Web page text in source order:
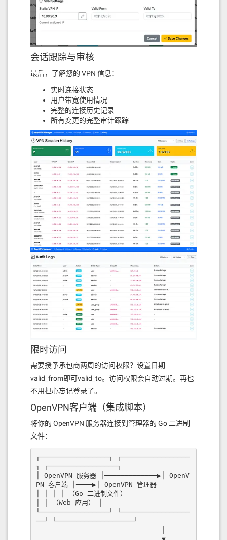
会话跟踪与审核
最后，了解您的 VPN 信息：
实时连接状态
用户带宽使用情况
完整的连接历史记录
所有变更的完整审计跟踪
限时访问
需要授予承包商两周的访问权限？设置日期
valid_from即可valid_to。访问权限会自动过期。再也
不用担心忘记登录了。
OpenVPN客户端（集成脚本）
将你的 OpenVPN 服务器连接到管理器的 Go 二进制
文件：
┌─────────────────┐ ┌─────────────────
┐ ┌─────────────────┐
│ OpenVPN 服务器 │─────────────▶│ OpenV
PN 客户端 │────▶│ OpenVPN 管理器
│ │ │ │ （Go 二进制文件）
│ │ （Web 应用） │
└─────────────────┘ └─────────────────
──┘ └───────────────────┘